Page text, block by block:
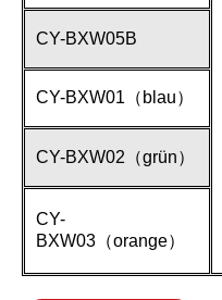
CY-BXW05B
CY-BXW01（blau）
CY-BXW02（grün）
CY-
BXW03（orange）